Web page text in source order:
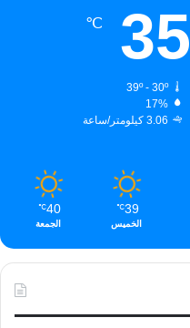
35
℃
39º - 30º
17%
3.06 كيلومتر/ساعة
39
℃
الخميس
40
℃
الجمعة